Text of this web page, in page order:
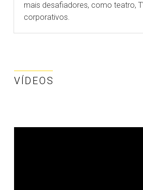
mais desafiadores, como teatro,
corporativos.
VÍDEOS